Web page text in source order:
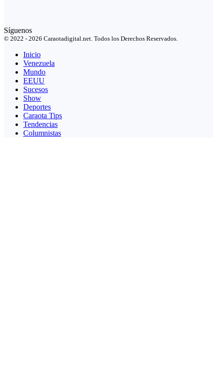
Síguenos
© 2022 - 2026 Caraotadigital.net. Todos los Derechos Reservados.
Inicio
Venezuela
Mundo
EEUU
Sucesos
Show
Deportes
Caraota Tips
Tendencias
Columnistas